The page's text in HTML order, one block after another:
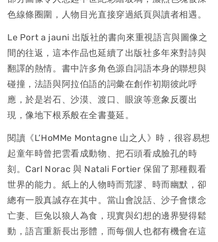
色線條圈圍，人物目光直接穿過紙頁與讀者相遇。
Le Port a jauni 出版社的書向來重視語言與圖像之
間的往返，這本作品也延續了出版社多年來對詩與
翻譯的熱情。書中許多角色源自詞語本身的聯想與
碰撞，法語與阿拉伯語的詞彙在創作初期彼此呼
應，於是岩石、沙漠、渡口、眼淚等意象反覆出
現，像地下根系般在全書蔓延。
閱讀《L’HoMMe Montagne 山之人》時，很容易想
起童年時曾把雲看成動物、把石頭看成臉孔的時
刻。Carl Norac 與 Natali Fortier 保留了那種觀看
世界的能力。紙上的人物時而荒謬、時而幽默，卻
總有一股真誠存在其中。當山會說話、沙子會懷念
亡妻、巨兔以狼人為食，現實與幻想的邊界變得鬆
動，語言重新長出形體，而每個人也都有機會在這